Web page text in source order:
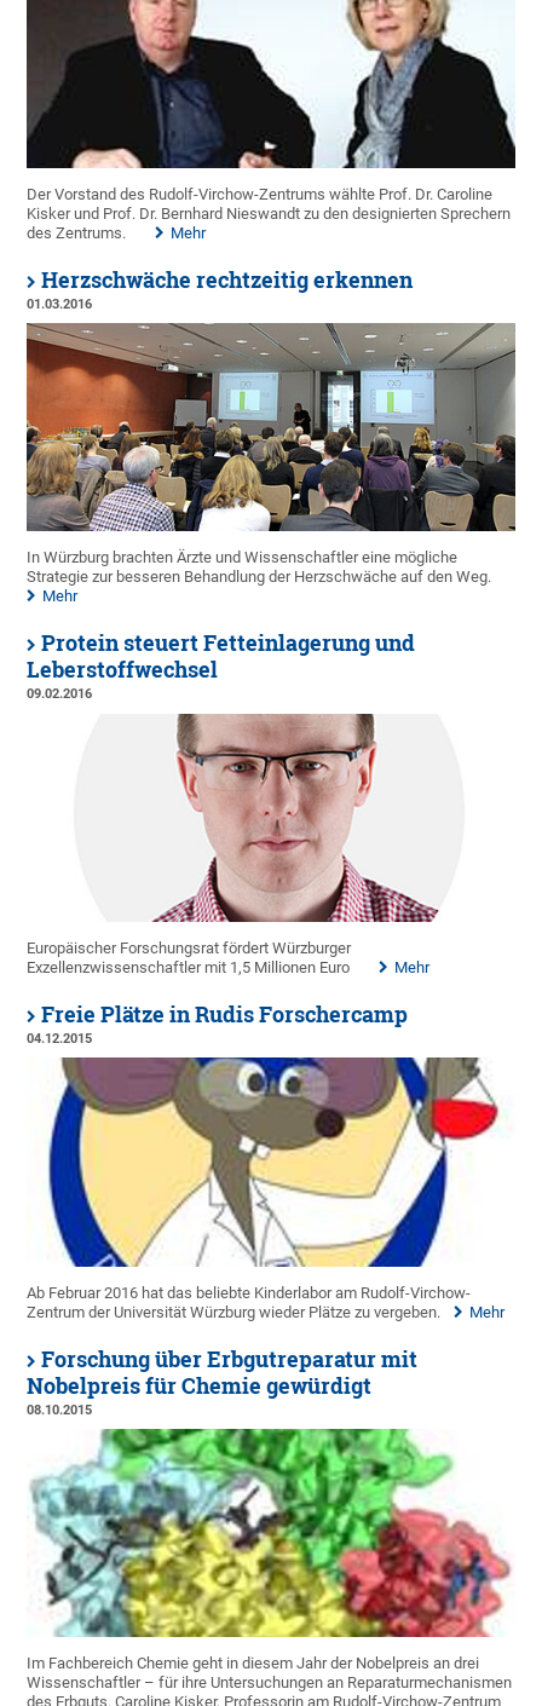
Der Vorstand des Rudolf-Virchow-Zentrums wählte Prof. Dr. Caroline
Kisker und Prof. Dr. Bernhard Nieswandt zu den designierten Sprechern
des Zentrums.
Mehr
Herzschwäche rechtzeitig erkennen
01.03.2016
In Würzburg brachten Ärzte und Wissenschaftler eine mögliche
Strategie zur besseren Behandlung der Herzschwäche auf den Weg.
Mehr
Protein steuert Fetteinlagerung und
Leberstoffwechsel
09.02.2016
Europäischer Forschungsrat fördert Würzburger
Exzellenzwissenschaftler mit 1,5 Millionen Euro
Mehr
Freie Plätze in Rudis Forschercamp
04.12.2015
Ab Februar 2016 hat das beliebte Kinderlabor am Rudolf-Virchow-
Zentrum der Universität Würzburg wieder Plätze zu vergeben.
Mehr
Forschung über Erbgutreparatur mit
Nobelpreis für Chemie gewürdigt
08.10.2015
Im Fachbereich Chemie geht in diesem Jahr der Nobelpreis an drei
Wissenschaftler – für ihre Untersuchungen an Reparaturmechanismen
des Erbguts. Caroline Kisker, Professorin am Rudolf-Virchow-Zentrum